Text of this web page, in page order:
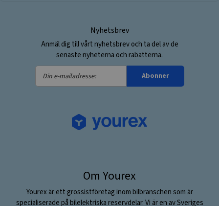
Nyhetsbrev
Anmäl dig till vårt nyhetsbrev och ta del av de
senaste nyheterna och rabatterna.
Din
e-
Abonner
Om Yourex
Yourex är ett grossistföretag inom bilbranschen som är
specialiserade på bilelektriska reservdelar. Vi är en av Sveriges